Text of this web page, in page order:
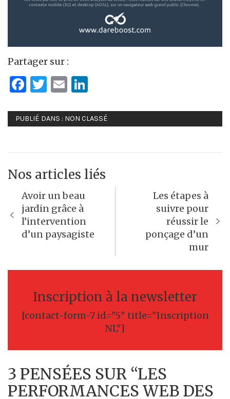
Partager sur :
Facebook
Twitter
Email
PUBLIÉ DANS : NON CLASSÉ
Nos articles liés
Navigation
de
l’article
Avoir un beau
jardin grâce à
l’intervention
d’un paysagiste
Les étapes à
suivre pour
réussir le
ponçage d’un
mur
Inscription à la newsletter
[contact-form-7 id="5" title="Inscription
NL"]
3 PENSÉES SUR “LES
PERFORMANCES WEB DES